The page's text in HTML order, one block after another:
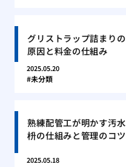
グリストラップ詰まりの
原因と料金の仕組み
2025.05.20
未分類
熟練配管工が明かす汚水
枡の仕組みと管理のコツ
2025.05.18